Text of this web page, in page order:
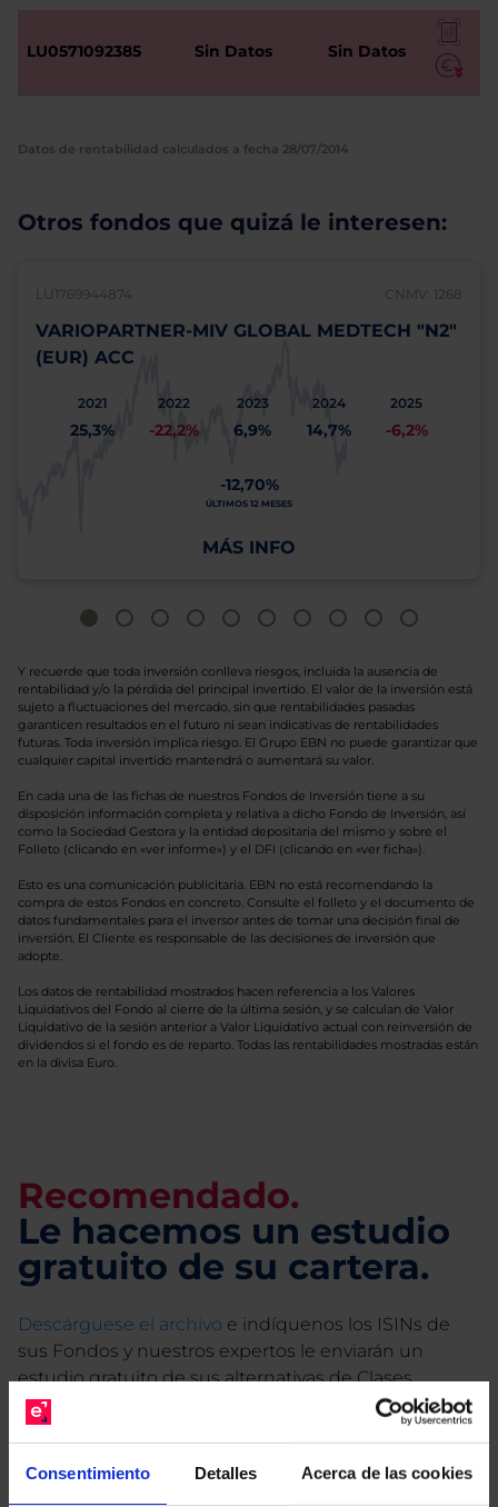
Consentimiento Detalles Acerca de las cookies
LU0571092385 Sin Datos Sin Datos
Datos de rentabilidad calculados a fecha 28/07/2014
Otros fondos que quizá le interesen:
LU1769944874 CNMV: 1268
VARIOPARTNER-MIV GLOBAL MEDTECH "N2"
(EUR) ACC
2021
25,3%
2022
-22,2%
2023
6,9%
2024
14,7%
2025
-6,2%
-12,70%
ÚLTIMOS 12 MESES
MÁS INFO
Y recuerde que toda inversión conlleva riesgos, incluida la ausencia de
rentabilidad y/o la pérdida del principal invertido. El valor de la inversión está
sujeto a fluctuaciones del mercado, sin que rentabilidades pasadas
garanticen resultados en el futuro ni sean indicativas de rentabilidades
futuras. Toda inversión implica riesgo. El Grupo EBN no puede garantizar que
cualquier capital invertido mantendrá o aumentará su valor.
En cada una de las fichas de nuestros Fondos de Inversión tiene a su
disposición información completa y relativa a dicho Fondo de Inversión, así
como la Sociedad Gestora y la entidad depositaria del mismo y sobre el
Folleto (clicando en «ver informe») y el DFI (clicando en «ver ficha»).
Esto es una comunicación publicitaria. EBN no está recomendando la
compra de estos Fondos en concreto. Consulte el folleto y el documento de
datos fundamentales para el inversor antes de tomar una decisión final de
inversión. El Cliente es responsable de las decisiones de inversión que
adopte.
Los datos de rentabilidad mostrados hacen referencia a los Valores
Liquidativos del Fondo al cierre de la última sesión, y se calculan de Valor
Liquidativo de la sesión anterior a Valor Liquidativo actual con reinversión de
dividendos si el fondo es de reparto. Todas las rentabilidades mostradas están
en la divisa Euro.
Recomendado.
Le hacemos un estudio
gratuito de su cartera.
Descárguese el archivo e indíquenos los ISINs de
sus Fondos y nuestros expertos le enviarán un
estudio gratuito de sus alternativas de Clases
Limpias con las que podrá ahorrar en sus costes.